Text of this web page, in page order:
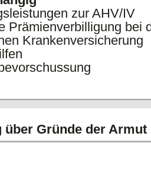
zur AHV/IV
Prämienverbilligung bei
Krankenversicherung
über Gründe der Armut